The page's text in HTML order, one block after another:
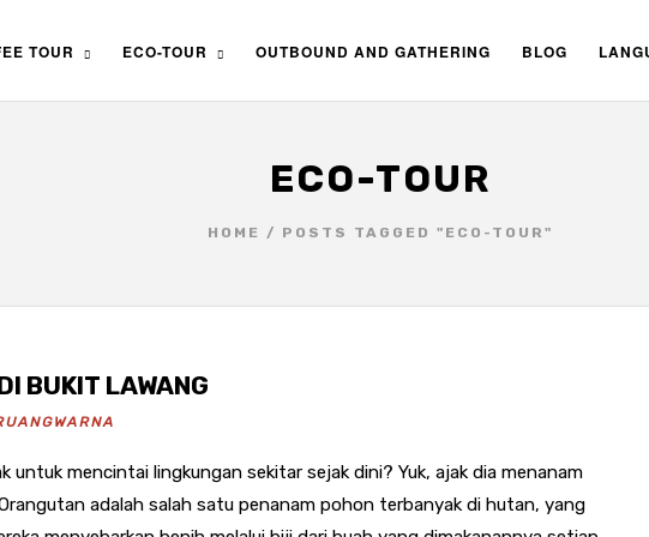
TOUR ECO-TOUR OUTBOUND AND GATHERING BLOG
ECO-TOUR
HOME / POSTS TAGGED "ECO-TOUR"
BUKIT LAWANG
untuk mencintai lingkungan sekitar sejak dini? Yuk, ajak dia menanam
adalah salah satu penanam pohon terbanyak di hutan, yang